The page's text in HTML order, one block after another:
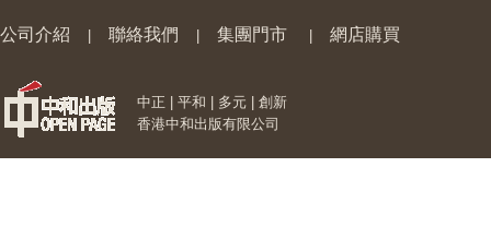
公司介紹 聯絡我們 集團門市 網店購買
中正 | 平和 | 多元 | 創新
香港中和出版有限公司